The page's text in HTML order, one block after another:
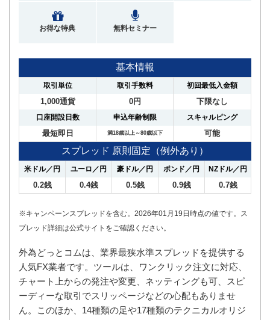
お得な特典 無料セミナー
基本情報
取引単位 取引手数料 初回最低入金額
1,000通貨 0円 下限なし
口座開設日数 申込年齢制限 スキャルピング
最短即日 満18歳以上～80歳以下 可能
スプレッド 原則固定（例外あり）
米ドル／円 ユーロ／円 豪ドル／円 ポンド／円 NZドル／円
0.2銭 0.4銭 0.5銭 0.9銭 0.7銭
※キャンペーンスプレッドを含む。2026年01月19日時点の値です。ス
プレッド詳細は公式サイトをご確認ください。
外為どっとコムは、業界最狭水準スプレッドを提供する
人気FX業者です。ツールは、ワンクリック注文に対応、
チャート上からの発注や変更、ネッティングも可、スピ
ーディーな取引でスリッページなどの心配もありませ
ん。このほか、14種類の足や17種類のテクニカルオリジ